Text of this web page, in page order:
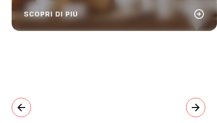
SCOPRI DI PIÙ arrow_circle_right
arrow_back arrow_forward